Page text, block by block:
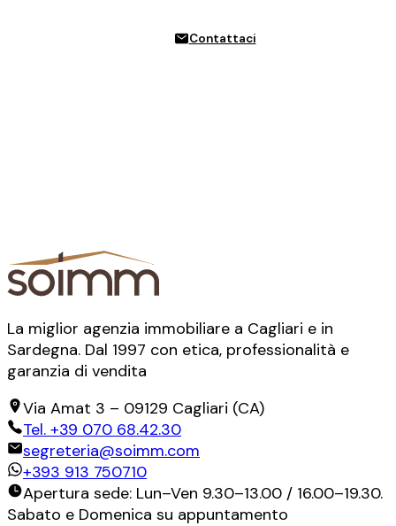
Contattaci
La miglior agenzia immobiliare a Cagliari e in
Sardegna. Dal 1997 con etica, professionalità e
garanzia di vendita
Via Amat 3 – 09129 Cagliari (CA)
Tel. +39 070 68.42.30
segreteria@soimm.com
+393 913 750710
Apertura sede: Lun–Ven 9.30–13.00 / 16.00–19.30.
Sabato e Domenica su appuntamento